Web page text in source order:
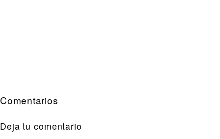
Comentarios
Deja tu comentario